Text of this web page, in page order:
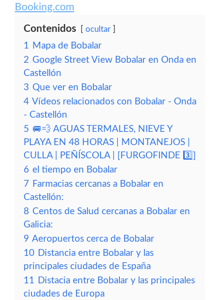
Booking.com
Contenidos ocultar
1 Mapa de Bobalar
2 Google Street View Bobalar en Onda en
Castellón
3 Que ver en Bobalar
4 Vídeos relacionados con Bobalar - Onda
- Castellón
5 🚐💨 AGUAS TERMALES, NIEVE Y
PLAYA EN 48 HORAS | MONTANEJOS |
CULLA | PEÑÍSCOLA | [FURGOFINDE 3️⃣]
6 el tiempo en Bobalar
7 Farmacias cercanas a Bobalar en
Castellón:
8 Centos de Salud cercanas a Bobalar en
Galicia:
9 Aeropuertos cerca de Bobalar
10 Distancia entre Bobalar y las
principales ciudades de España
11 Distacia entre Bobalar y las principales
ciudades de Europa